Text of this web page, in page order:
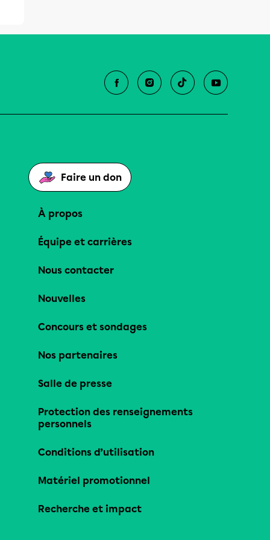
Faire un don
À propos
Équipe et carrières
Nous contacter
Nouvelles
Concours et sondages
Nos partenaires
Salle de presse
Protection des renseignements
personnels
Conditions d’utilisation
Matériel promotionnel
Recherche et impact